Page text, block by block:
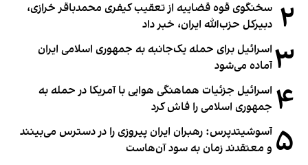
۲ سخنگوی قوه قضاییه از تعقیب کیفری محمدباقر خرازی،
دبیر‌کل حزب‌الله ایران، خبر داد
۳ اسرائیل برای حمله یک‌جانبه به جمهوری اسلامی ایران
آماده می‌شود
۴ اسرائیل جزئیات هماهنگی هوایی با آمریکا در حمله به
جمهوری اسلامی را فاش کرد
۵ آسوشیتدپرس: رهبران ایران پیروزی را در دسترس می‌بینند
و معتقدند زمان به سود آن‌هاست